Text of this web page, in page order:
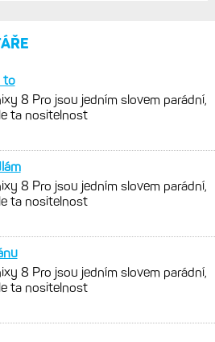
s motorem Bosch se
propojit s Garminem.
s Edge